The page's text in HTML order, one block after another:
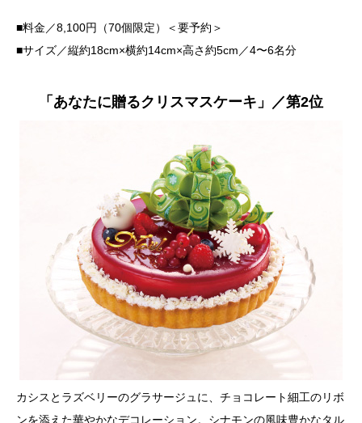
■料金／8,100円（70個限定）＜要予約＞
■サイズ／縦約18cm×横約14cm×高さ約5cm／4〜6名分
「あなたに贈るクリスマスケーキ」／第2位
カシスとラズベリーのグラサージュに、チョコレート細工のリボ
ンを添えた華やかなデコレーション。シナモンの風味豊かなタル